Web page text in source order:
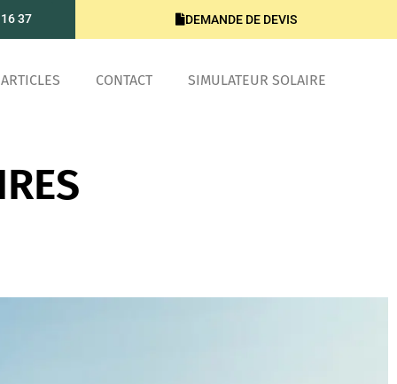
37 DEMANDE DE DEVIS
CONTACT SIMULATEUR SOLAIRE